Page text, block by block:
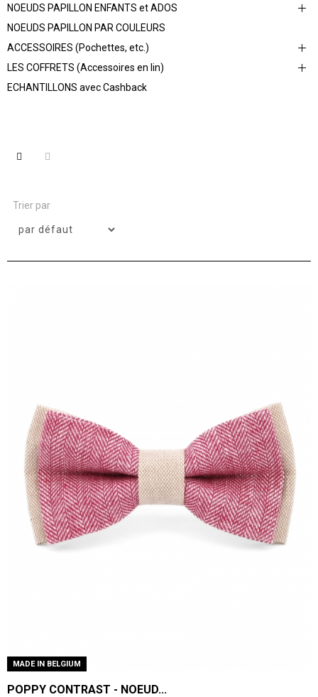
NOEUDS PAPILLON ENFANTS et ADOS
NOEUDS PAPILLON PAR COULEURS
ACCESSOIRES (Pochettes, etc.)
LES COFFRETS (Accessoires en lin)
ECHANTILLONS avec Cashback
Trier par
MADE IN BELGIUM
POPPY CONTRAST - NOEUD...